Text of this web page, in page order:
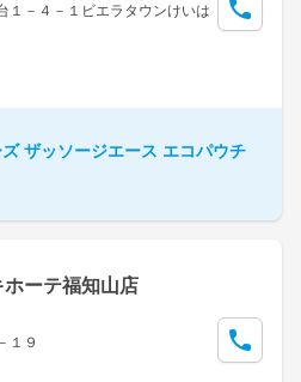
１－４－１ビエラタウンけいは
ザッソージエース エコパウチ
ホーテ福知山店
１９